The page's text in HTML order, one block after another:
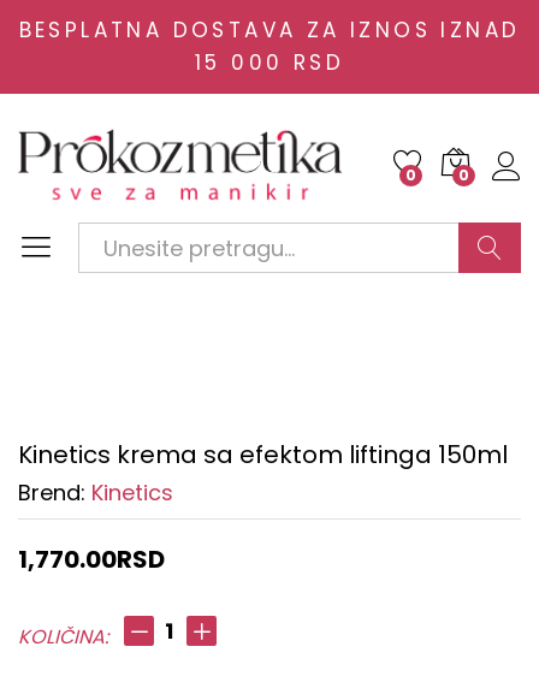
BESPLATNA DOSTAVA ZA IZNOS IZNAD
15 000 RSD
0 0
Kinetics krema sa efektom liftinga 150ml
Brend: Kinetics
1,770.00RSD
krema
KOLIČINA: